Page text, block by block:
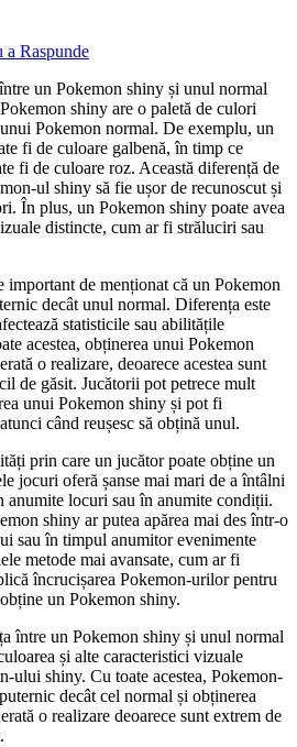
a Raspunde
un Pokemon shiny și unul normal
shiny are o paletă de culori
Pokemon normal. De exemplu, un
fi de culoare galbenă, în timp ce
fi de culoare roz. Această diferență de
ul shiny să fie ușor de recunoscut și
În plus, un Pokemon shiny poate avea
distincte, cum ar fi străluciri sau
important de menționat că un Pokemon
decât unul normal. Diferența este
statisticile sau abilitățile
acestea, obținerea unui Pokemon
o realizare, deoarece acestea sunt
de găsit. Jucătorii pot petrece mult
unui Pokemon shiny și pot fi
când reușesc să obțină unul.
prin care un jucător poate obține un
jocuri oferă șanse mai mari de a întâlni
anumite locuri sau în anumite condiții.
shiny ar putea apărea mai des într-o
sau în timpul anumitor evenimente
metode mai avansate, cum ar fi
încrucișarea Pokemon-urilor pentru
un Pokemon shiny.
între un Pokemon shiny și unul normal
și alte caracteristici vizuale
ului shiny. Cu toate acestea, Pokemon-
decât cel normal și obținerea
o realizare deoarece sunt extrem de